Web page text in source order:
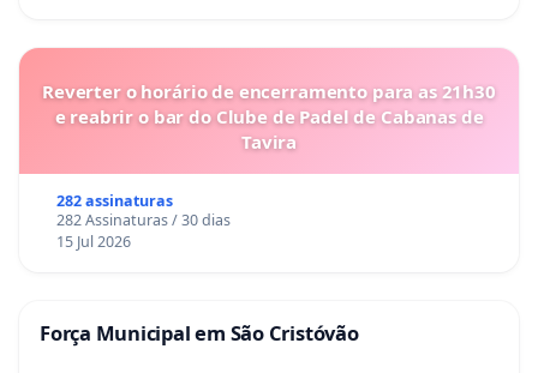
Reverter o horário de encerramento para as 21h30
e reabrir o bar do Clube de Padel de Cabanas de
Tavira
282 assinaturas
282 Assinaturas / 30 dias
15 Jul 2026
Força Municipal em São Cristóvão